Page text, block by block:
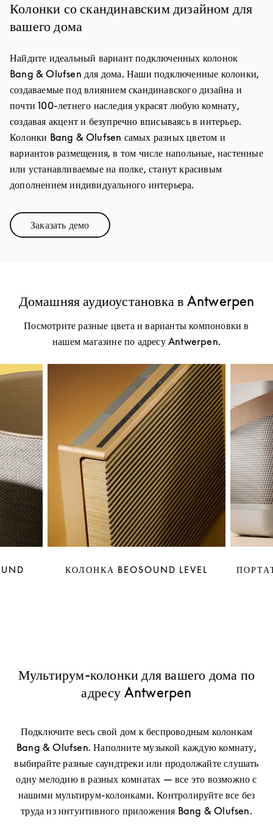
Колонки со скандинавским дизайном для
вашего дома
Найдите идеальный вариант подключенных колонок
Bang & Olufsen для дома. Наши подключенные колонки,
создаваемые под влиянием скандинавского дизайна и
почти 100-летнего наследия украсят любую комнату,
создавая акцент и безупречно вписываясь в интерьер.
Колонки Bang & Olufsen самых разных цветом и
вариантов размещения, в том числе напольные, настенные
или устанавливаемые на полке, станут красивым
дополнением индивидуального интерьера.
Заказать демоLink Opens in New Tab
Домашняя аудиоустановка в Antwerpen
Посмотрите разные цвета и варианты компоновки в
нашем магазине по адресу Antwerpen.
КОЛОНКА BEOSOUND LEVEL
Мультирум-колонки для вашего дома по
адресу Antwerpen
Подключите весь свой дом к беспроводным колонкам
Bang & Olufsen. Наполните музыкой каждую комнату,
выбирайте разные саундтреки или продолжайте слушать
одну мелодию в разных комнатах — все это возможно с
нашими мультирум-колонками. Контролируйте все без
труда из интуитивного приложения Bang & Olufsen.